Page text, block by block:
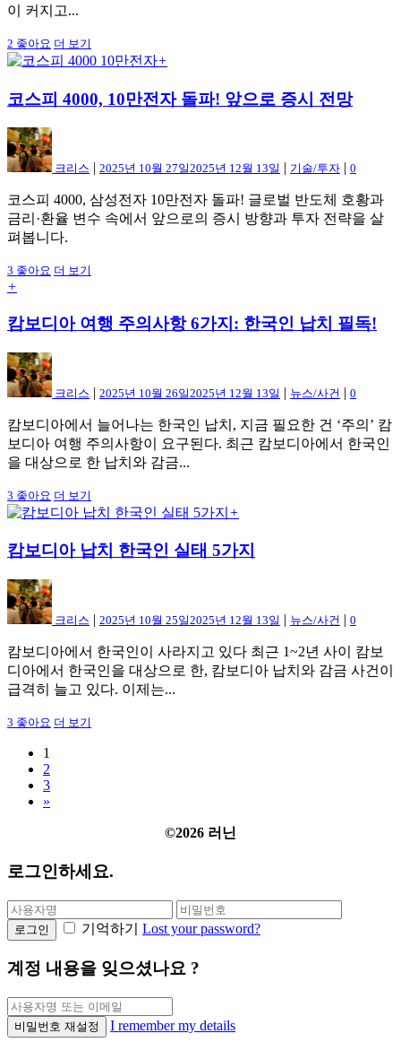
이 커지고...
2 좋아요 더 보기
+
코스피 4000, 10만전자 돌파! 앞으로 증시 전망
크리스 | 2025년 10월 27일2025년 12월 13일 | 기술/투자 | 0
코스피 4000, 삼성전자 10만전자 돌파! 글로벌 반도체 호황과
금리·환율 변수 속에서 앞으로의 증시 방향과 투자 전략을 살
펴봅니다.
3 좋아요 더 보기
+
캄보디아 여행 주의사항 6가지: 한국인 납치 필독!
크리스 | 2025년 10월 26일2025년 12월 13일 | 뉴스/사건 | 0
캄보디아에서 늘어나는 한국인 납치, 지금 필요한 건 ‘주의’ 캄
보디아 여행 주의사항이 요구된다. 최근 캄보디아에서 한국인
을 대상으로 한 납치와 감금...
3 좋아요 더 보기
+
캄보디아 납치 한국인 실태 5가지
크리스 | 2025년 10월 25일2025년 12월 13일 | 뉴스/사건 | 0
캄보디아에서 한국인이 사라지고 있다 최근 1~2년 사이 캄보
디아에서 한국인을 대상으로 한, 캄보디아 납치와 감금 사건이
급격히 늘고 있다. 이제는...
3 좋아요 더 보기
1
2
3
»
©2026 러닌
로그인하세요.
로그인 기억하기 Lost your password?
계정 내용을 잊으셨나요 ?
비밀번호 재설정 I remember my details